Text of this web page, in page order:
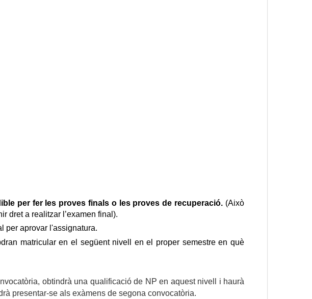
per fer les proves finals o les proves de recuperació. (Això
dret a realitzar l’examen final).
per aprovar l'assignatura.
matricular en el següent nivell en el proper semestre en què
obtindrà una qualificació de NP en aquest nivell i haurà
presentar-se als exàmens de segona convocatòria.